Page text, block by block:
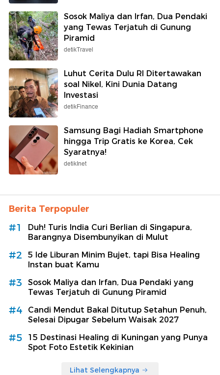
Sosok Maliya dan Irfan, Dua Pendaki
yang Tewas Terjatuh di Gunung
Piramid
detikTravel
Luhut Cerita Dulu RI Ditertawakan
soal Nikel, Kini Dunia Datang
Investasi
detikFinance
Samsung Bagi Hadiah Smartphone
hingga Trip Gratis ke Korea, Cek
Syaratnya!
detikInet
Berita Terpopuler
#1
Duh! Turis India Curi Berlian di Singapura,
Barangnya Disembunyikan di Mulut
#2
5 Ide Liburan Minim Bujet, tapi Bisa Healing
Instan buat Kamu
#3
Sosok Maliya dan Irfan, Dua Pendaki yang
Tewas Terjatuh di Gunung Piramid
#4
Candi Mendut Bakal Ditutup Setahun Penuh,
Selesai Dipugar Sebelum Waisak 2027
#5
15 Destinasi Healing di Kuningan yang Punya
Spot Foto Estetik Kekinian
Lihat Selengkapnya